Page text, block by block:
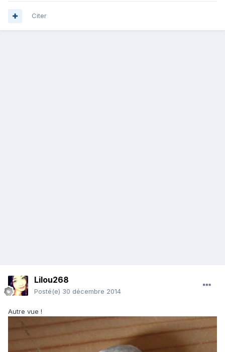
Citer
Lilou268
Posté(e) 30 décembre 2014
Autre vue !